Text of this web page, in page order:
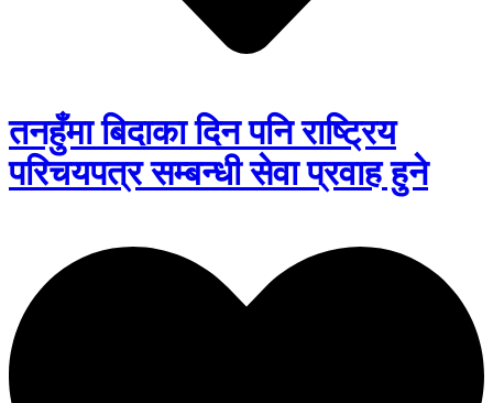
तनहुँमा बिदाका दिन पनि राष्ट्रिय
परिचयपत्र सम्बन्धी सेवा प्रवाह हुने